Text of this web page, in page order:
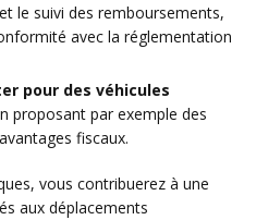
le suivi des remboursements,
avec la réglementation
pour des véhicules
proposant par exemple des
fiscaux.
vous contribuerez à une
aux déplacements